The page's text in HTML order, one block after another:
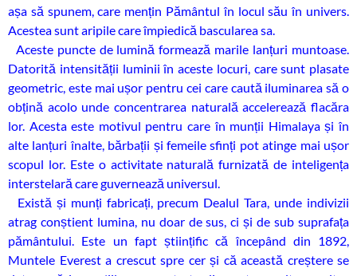
așa să spunem, care mențin Pământul în locul său în univers.
Acestea sunt aripile care împiedică bascularea sa.
Aceste puncte de lumină formează marile lanțuri muntoase.
Datorită intensității luminii în aceste locuri, care sunt plasate
geometric, este mai ușor pentru cei care caută iluminarea să o
obțină acolo unde concentrarea naturală accelerează flacăra
lor. Acesta este motivul pentru care în munții Himalaya și în
alte lanțuri înalte, bărbații și femeile sfinți pot atinge mai ușor
scopul lor. Este o activitate naturală furnizată de inteligența
interstelară care guvernează universul.
Există și munți fabricați, precum Dealul Tara, unde indivizii
atrag conștient lumina, nu doar de sus, ci și de sub suprafața
pământului. Este un fapt științific că începând din 1892,
Muntele Everest a crescut spre cer și că această creștere se